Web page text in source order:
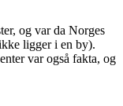
og var da Norges
ligger i en by).
var også fakta, og